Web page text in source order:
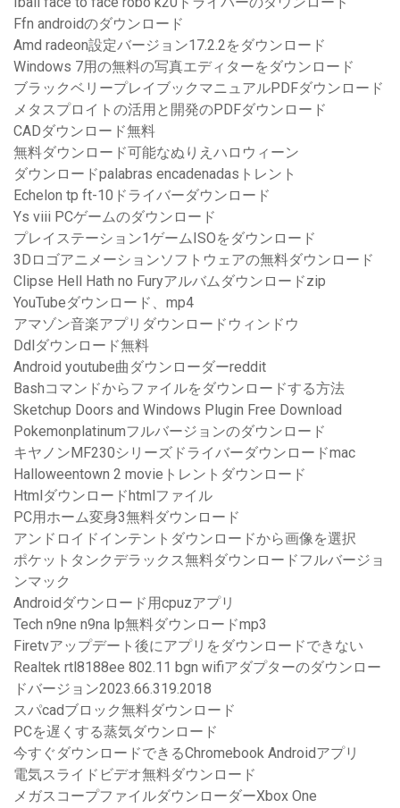
Ffn androidのダウンロード
Amd radeon設定バージョン17.2.2をダウンロード
Windows 7用の無料の写真エディターをダウンロード
ブラックベリープレイブックマニュアルPDFダウンロード
メタスプロイトの活用と開発のPDFダウンロード
CADダウンロード無料
無料ダウンロード可能なぬりえハロウィーン
ダウンロードpalabras encadenadasトレント
Echelon tp ft-10ドライバーダウンロード
Ys viii PCゲームのダウンロード
プレイステーション1ゲームISOをダウンロード
3Dロゴアニメーションソフトウェアの無料ダウンロード
Clipse Hell Hath no Furyアルバムダウンロードzip
YouTubeダウンロード、mp4
アマゾン音楽アプリダウンロードウィンドウ
Ddlダウンロード無料
Android youtube曲ダウンローダーreddit
Bashコマンドからファイルをダウンロードする方法
Sketchup Doors and Windows Plugin Free Download
Pokemonplatinumフルバージョンのダウンロード
キヤノンMF230シリーズドライバーダウンロードmac
Halloweentown 2 movieトレントダウンロード
Htmlダウンロードhtmlファイル
PC用ホーム変身3無料ダウンロード
アンドロイドインテントダウンロードから画像を選択
ポケットタンクデラックス無料ダウンロードフルバージョ
ンマック
Androidダウンロード用cpuzアプリ
Tech n9ne n9na lp無料ダウンロードmp3
Firetvアップデート後にアプリをダウンロードできない
Realtek rtl8188ee 802.11 bgn wifiアダプターのダウンロー
ドバージョン2023.66.319.2018
スパcadブロック無料ダウンロード
PCを遅くする蒸気ダウンロード
今すぐダウンロードできるChromebook Androidアプリ
電気スライドビデオ無料ダウンロード
メガスコープファイルダウンローダーXbox One